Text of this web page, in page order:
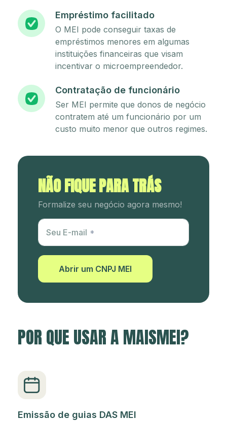
Empréstimo facilitado
O MEI pode conseguir taxas de
empréstimos menores em algumas
instituições financeiras que visam
incentivar o microempreendedor.
Contratação de funcionário
Ser MEI permite que donos de negócio
contratem até um funcionário por um
custo muito menor que outros regimes.
NÃO FIQUE PARA TRÁS
Formalize seu negócio agora mesmo!
Utm Content
Seu E-mail
Abrir um CNPJ MEI
POR QUE USAR A MAISMEI?
Emissão de guias DAS MEI